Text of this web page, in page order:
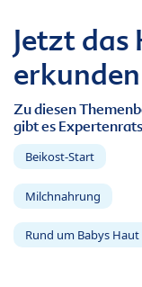
Jetzt das
erkunden
Zu diesen
gibt es
Beikost-Start
Milchnahrung
Rund um Babys Haut